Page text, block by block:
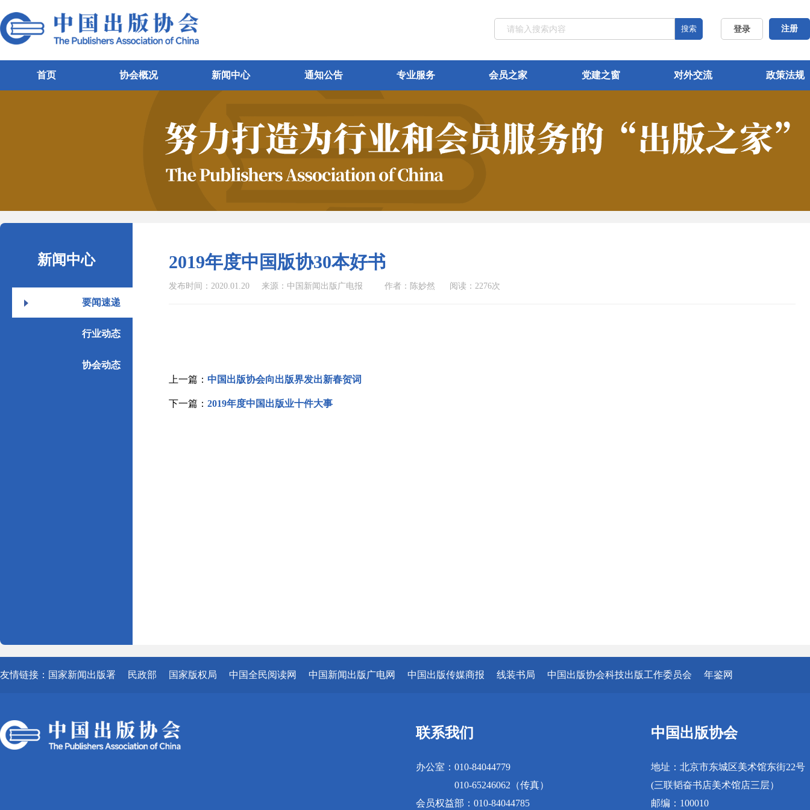
登录 注册
搜索
首页 协会概况 新闻中心 通知公告 专业服务 会员之家 党建之窗 对外交流 政策法规
新闻中心
要闻速递
行业动态
协会动态
2019年度中国版协30本好书
发布时间：2020.01.20 来源：中国新闻出版广电报 作者：陈妙然 阅读：2276次
上一篇： 中国出版协会向出版界发出新春贺词
下一篇： 2019年度中国出版业十件大事
友情链接： 国家新闻出版署 民政部 国家版权局 中国全民阅读网 中国新闻出版广电网 中国出版传媒商报 线装书局 中国出版协会科技出版工作委员会 年鉴网
联系我们
办公室：010-84044779
010-65246062（传真）
会员权益部：010-84044785
中国出版协会
地址：北京市东城区美术馆东街22号
(三联韬奋书店美术馆店三层）
邮编：100010